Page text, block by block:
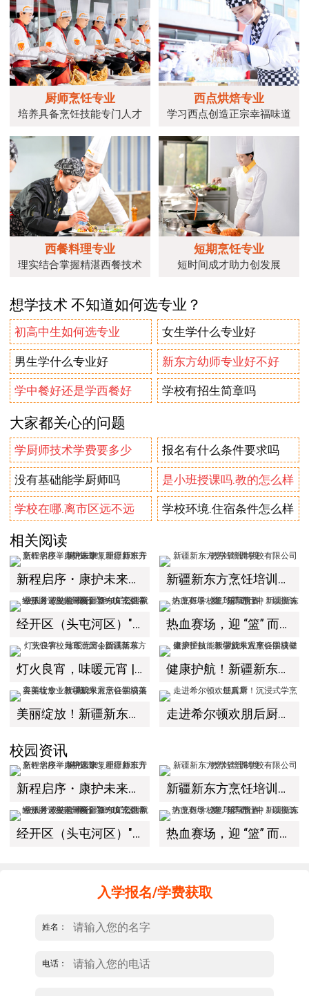
厨师烹饪专业
培养具备烹饪技能专门人才
西点烘焙专业
学习西点创造正宗幸福味道
西餐料理专业
理实结合掌握精湛西餐技术
短期烹饪专业
短时间成才助力创发展
想学技术 不知道如何选专业？
初高中生如何选专业 女生学什么专业好
男生学什么专业好 新东方幼师专业好不好
学中餐好还是学西餐好 学校有招生简章吗
大家都关心的问题
学厨师技术学费要多少 报名有什么条件要求吗
没有基础能学厨师吗 是小班授课吗.教的怎么样
学校在哪.离市区远不远 学校环境.住宿条件怎么样
相关阅读
新程启序・康护未来｜新疆新东方烹饪学校举办中医康复理疗师班开幕仪式！ 新疆新东方烹饪培训学校有限公司教学管理制度
经开区（头屯河区）"3+10"公共就业服务进校园暨新疆新东方烹饪学校人才双选会+校企签约仪式圆满举行 热血赛场，迎 “篮” 而上｜新疆新东方烹饪学校篮球赛进行中！以技筑梦，乐享青春
灯火良宵，味暖元宵 | 新疆新东方烹饪学校元宵游园会圆满落幕 健康护航！新疆新东方烹饪学校健康护理技能教学成果观摩会圆满举办！
美丽绽放！新疆新东方烹饪学校美容美妆专业教学成果展示会圆满落幕！ 走进希尔顿欢朋后厨！沉浸式学烹饪真章
校园资讯
新程启序・康护未来｜新疆新东方烹饪学校举办中医康复理疗师班开幕仪式！ 新疆新东方烹饪培训学校有限公司教学管理制度
经开区（头屯河区）"3+10"公共就业服务进校园暨新疆新东方烹饪学校人才双选会+校企签约仪式圆满举行 热血赛场，迎 “篮” 而上｜新疆新东方烹饪学校篮球赛进行中！以技筑梦，乐享青春
入学报名/学费获取
姓名：
电话：